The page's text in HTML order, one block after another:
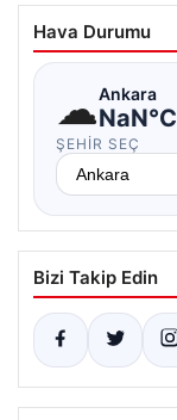
Hava Durumu
☁Ankara
NaN°C
ŞEHIR SEÇ
Bizi Takip Edin